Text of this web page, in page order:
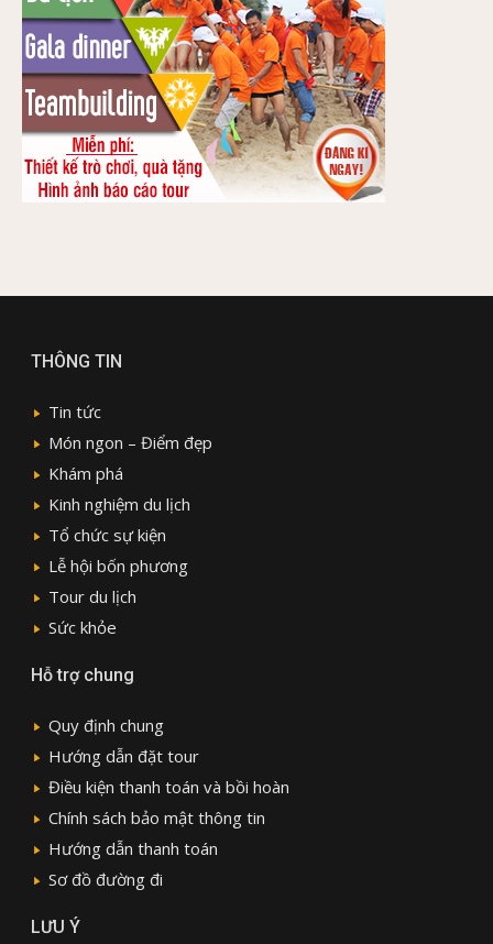
THÔNG TIN
Tin tức
Món ngon – Điểm đẹp
Khám phá
Kinh nghiệm du lịch
Tổ chức sự kiện
Lễ hội bốn phương
Tour du lịch
Sức khỏe
Hỗ trợ chung
Quy định chung
Hướng dẫn đặt tour
Điều kiện thanh toán và bồi hoàn
Chính sách bảo mật thông tin
Hướng dẫn thanh toán
Sơ đồ đường đi
LƯU Ý